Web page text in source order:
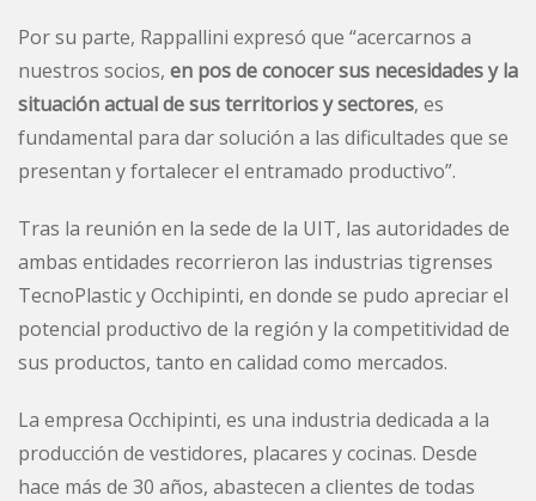
Por su parte, Rappallini expresó que “acercarnos a
nuestros socios, en pos de conocer sus necesidades y la
situación actual de sus territorios y sectores, es
fundamental para dar solución a las dificultades que se
presentan y fortalecer el entramado productivo”.
Tras la reunión en la sede de la UIT, las autoridades de
ambas entidades recorrieron las industrias tigrenses
TecnoPlastic y Occhipinti, en donde se pudo apreciar el
potencial productivo de la región y la competitividad de
sus productos, tanto en calidad como mercados.
La empresa Occhipinti, es una industria dedicada a la
producción de vestidores, placares y cocinas. Desde
hace más de 30 años, abastecen a clientes de todas